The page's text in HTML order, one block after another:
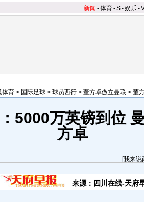
新闻 -体育-S-娱乐-
体育 > 国际足球 > 球员西行 > 董方卓傲立曼联 > 董
5000万英镑到位
方卓
[我来说
来源：四川在线-天府